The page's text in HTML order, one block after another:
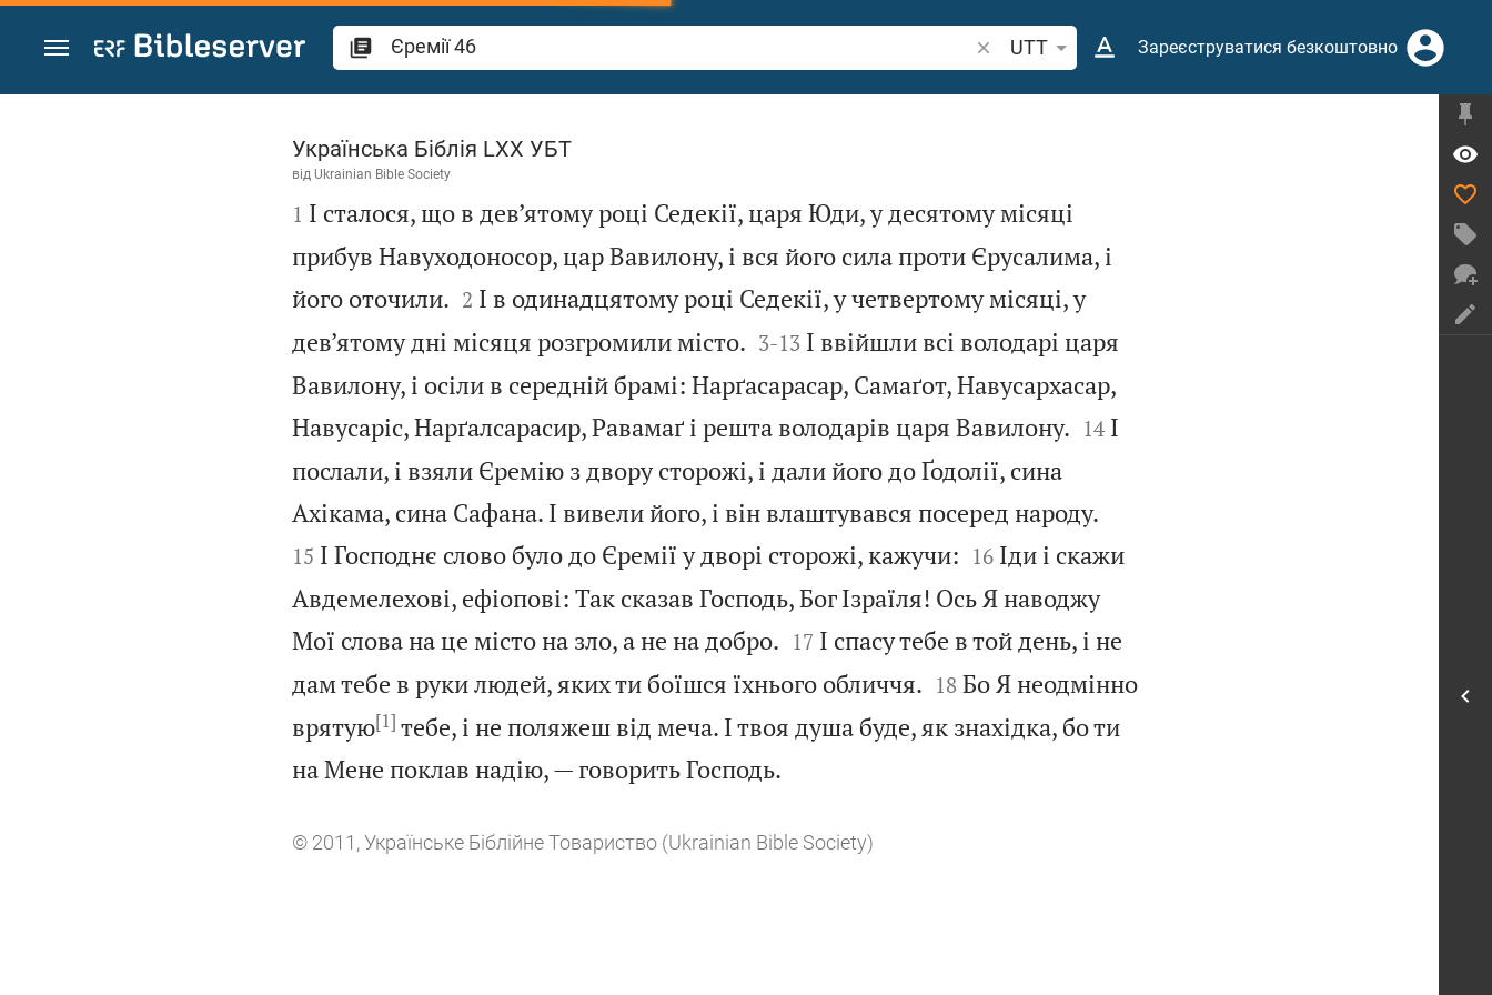
Перейти до вмісту
Шукати біблійний вірш або слово
UTT Зареєструватися безкоштовно
Єремії 46
Українська Біблія LXX УБТ
від Ukrainian Bible Society

1 І сталося, що в дев’ятому році Седекії, царя Юди, у десятому місяці
прибув Навуходоносор, цар Вавилону, і вся його сила проти Єрусалима, і
його оточили.
2 І в одинадцятому році Седекії, у четвертому місяці, у
дев’ятому дні місяця розгромили місто.
3-13 І ввійшли всі володарі царя
Вавилону, і осіли в середній брамі: Нарґасарасар, Самаґот, Навусархасар,
Навусаріс, Нарґалсарасир, Равамаґ і решта володарів царя Вавилону.
14 І
послали, і взяли Єремію з двору сторожі, і дали його до Ґодолії, сина
Ахікама, сина Сафана. І вивели його, і він влаштувався посеред народу.
15 І Господнє слово було до Єремії у дворі сторожі, кажучи:
16 Іди і скажи
Авдемелехові, ефіопові: Так сказав Господь, Бог Ізраїля! Ось Я наводжу
Мої слова на це місто на зло, а не на добро.
17 І спасу тебе в той день, і не
дам тебе в руки людей, яких ти боїшся їхнього обличчя.
18 Бо Я неодмінно
врятую[1] тебе, і не поляжеш від меча. І твоя душа буде, як знахідка, бо ти
на Мене поклав надію, — говорить Господь.
© 2011, Українське Біблійне Товариство (Ukrainian Bible Society)